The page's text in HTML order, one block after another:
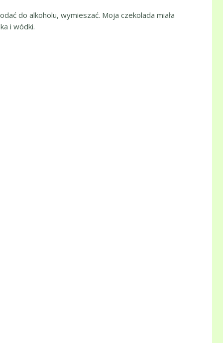
do alkoholu, wymieszać. Moja czekolada miała
i wódki.